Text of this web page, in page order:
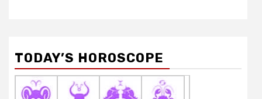
TODAY’S HOROSCOPE